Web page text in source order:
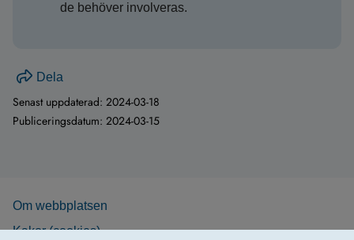
de behöver involveras.
Dela
Senast uppdaterad: 2024-03-18
Publiceringsdatum: 2024-03-15
Om webb­plat­sen
Kakor (coo­kies)